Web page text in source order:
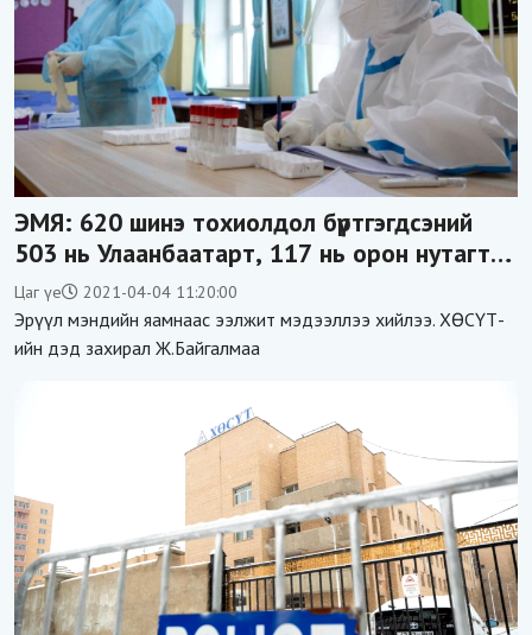
ЭМЯ: 620 шинэ тохиолдол бүртгэгдсэний
503 нь Улаанбаатарт, 117 нь орон нутагт
бүртгэгдлээ
Цаг үе 2021-04-04 11:20:00
Эрүүл мэндийн яамнаас ээлжит мэдээллээ хийлээ. ХӨСҮТ-
ийн дэд захирал Ж.Байгалмаа